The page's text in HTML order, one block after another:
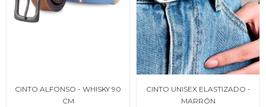
CINTO ALFONSO - WHISKY 90
CM
CINTO UNISEX ELASTIZADO -
MARRÓN